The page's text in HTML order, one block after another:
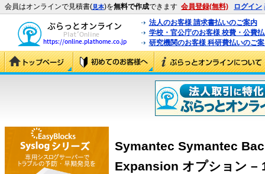
会員はオンラインで見積書(見本)を無料で作成できます 会員登録(無料) ログイン
法人のお客様 請求書払いのご案内
学校・官公庁のお客様 校費・公費
研究機関のお客様 科研費払いのご
Symantec Symantec
Expansion オプション –